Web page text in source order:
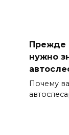
Прежде
нужно
Почему